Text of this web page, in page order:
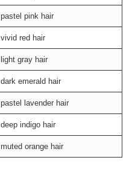
pastel pink hair
vivid red hair
light gray hair
dark emerald hair
pastel lavender hair
deep indigo hair
muted orange hair